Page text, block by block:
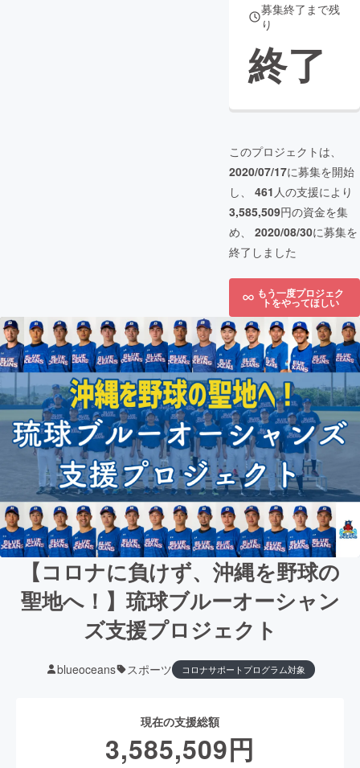
募集終了まで残
り
終了
このプロジェクトは、
2020/07/17に募集を開始
し、 461 人の支援により
3,585,509円の資金を集
め、 2020/08/30に募集を
終了しました
もう一度プロジェク
トをやってほしい
【コロナに負けず、沖縄を野球の
聖地へ！】琉球ブルーオーシャン
ズ支援プロジェクト
blueoceans スポーツ コロナサポートプログラム対象
現在の支援総額
3,585,509円